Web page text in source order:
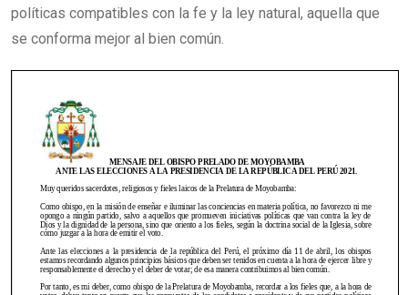
políticas compatibles con la fe y la ley natural, aquella que
se conforma mejor al bien común.